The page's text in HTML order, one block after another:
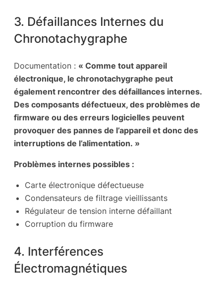
3. Défaillances Internes du
Chronotachygraphe
Documentation : « Comme tout appareil
électronique, le chronotachygraphe peut
également rencontrer des défaillances internes.
Des composants défectueux, des problèmes de
firmware ou des erreurs logicielles peuvent
provoquer des pannes de l’appareil et donc des
interruptions de l’alimentation. »
Problèmes internes possibles :
Carte électronique défectueuse
Condensateurs de filtrage vieillissants
Régulateur de tension interne défaillant
Corruption du firmware
4. Interférences
Électromagnétiques